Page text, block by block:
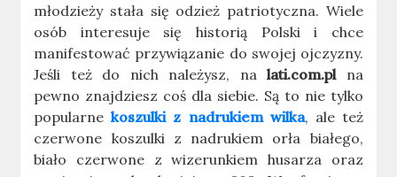
młodzieży stała się odzież patriotyczna. Wiele
osób interesuje się historią Polski i chce
manifestować przywiązanie do swojej ojczyzny.
Jeśli też do nich należysz, nalati.com.plna
pewno znajdziesz coś dla siebie. Są to nie tylko
popularnekoszulki z nadrukiem wilka, ale też
czerwone koszulki z nadrukiem orła białego,
biało czerwone z wizerunkiem husarza oraz